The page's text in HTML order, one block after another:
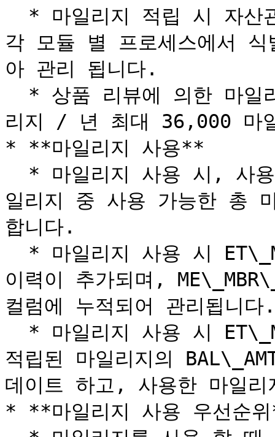
각 모듈 별 프로세스에서
아 관리 됩니다.
리지 / 년 최대 36,000 마
* **마일리지 사용**
일리지 중 사용 가능한 총
합니다.
이력이 추가되며,
컬럼에 누적되어 관리됩니다.
적립된 마일리지의
데이트 하고, 사용한 마일
* **마일리지 사용 우선순